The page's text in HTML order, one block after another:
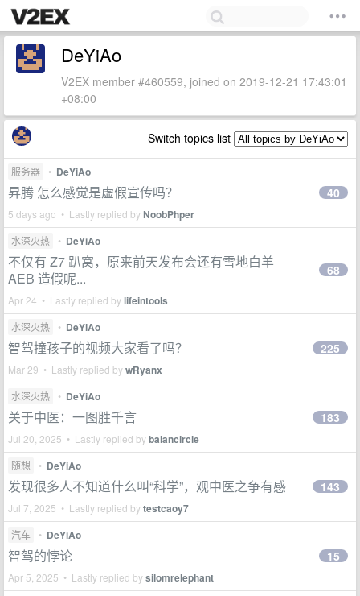
DeYiAo
V2EX member #460559, joined on 2019-12-21 17:43:01
+08:00
Switch topics list
服务器 • DeYiAo
昇腾 怎么感觉是虚假宣传吗？
5 days ago • Lastly replied byNoobPhper
40
水深火热 • DeYiAo
不仅有 Z7 趴窝，原来前天发布会还有雪地白羊
AEB 造假呢...
Apr 24 • Lastly replied bylifeintools
68
水深火热 • DeYiAo
智驾撞孩子的视频大家看了吗？
Mar 29 • Lastly replied bywRyanx
225
水深火热 • DeYiAo
关于中医：一图胜千言
Jul 20, 2025 • Lastly replied bybalancircle
183
随想 • DeYiAo
发现很多人不知道什么叫“科学”，观中医之争有感
Jul 7, 2025 • Lastly replied bytestcaoy7
143
汽车 • DeYiAo
智驾的悖论
Apr 5, 2025 • Lastly replied bysilomrelephant
15